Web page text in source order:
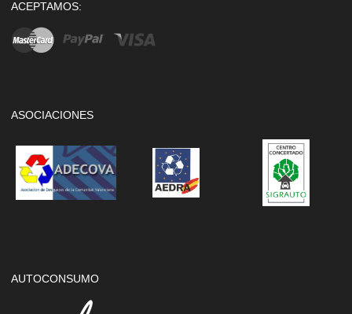
ACEPTAMOS:
ASOCIACIONES
AUTOCONSUMO